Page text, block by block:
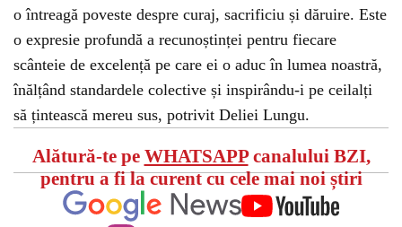
o întreagă poveste despre curaj, sacrificiu și dăruire. Este
o expresie profundă a recunoștinței pentru fiecare
scânteie de excelență pe care ei o aduc în lumea noastră,
înălțând standardele colective și inspirându-i pe ceilalți
să țintească mereu sus, potrivit Deliei Lungu.
Alătură-te pe WHATSAPPcanalului BZI,
pentru a fi la curent cu cele mai noi știri